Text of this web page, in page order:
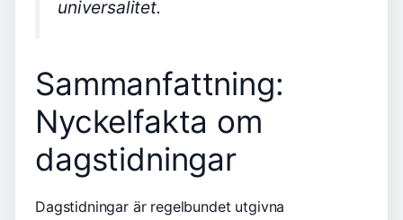
universalitet.
Sammanfattning:
Nyckelfakta om
dagstidningar
Dagstidningar är regelbundet utgivna